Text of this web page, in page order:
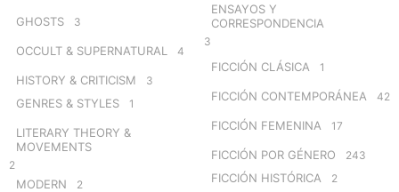
GHOSTS 3
OCCULT & SUPERNATURAL 4
HISTORY & CRITICISM 3
GENRES & STYLES 1
LITERARY THEORY &
MOVEMENTS
2
MODERN 2
ENSAYOS Y
CORRESPONDENCIA
3
FICCIÓN CLÁSICA 1
FICCIÓN CONTEMPORÁNEA 42
FICCIÓN FEMENINA 17
FICCIÓN POR GÉNERO 243
FICCIÓN HISTÓRICA 2